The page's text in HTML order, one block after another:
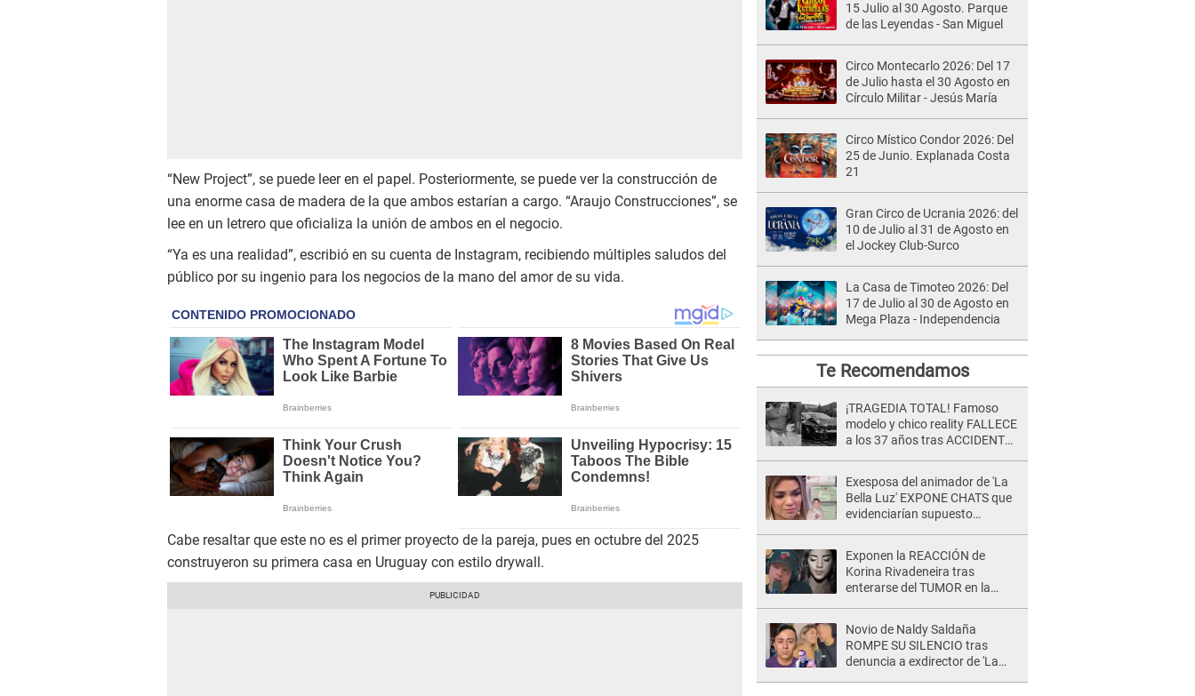
“New Project”, se puede leer en el papel. Posteriormente, se puede ver la construcción de
una enorme casa de madera de la que ambos estarían a cargo. “Araujo Construcciones”, se
lee en un letrero que oficializa la unión de ambos en el negocio.
“Ya es una realidad”, escribió en su cuenta de Instagram, recibiendo múltiples saludos del
público por su ingenio para los negocios de la mano del amor de su vida.
Cabe resaltar que este no es el primer proyecto de la pareja, pues en octubre del 2025
construyeron su primera casa en Uruguay con estilo drywall.
15 Julio al 30 Agosto. Parque
de las Leyendas - San Miguel
Circo Montecarlo 2026: Del 17
de Julio hasta el 30 Agosto en
Círculo Militar - Jesús María
Circo Místico Condor 2026: Del
25 de Junio. Explanada Costa
21
Gran Circo de Ucrania 2026: del
10 de Julio al 31 de Agosto en
el Jockey Club-Surco
La Casa de Timoteo 2026: Del
17 de Julio al 30 de Agosto en
Mega Plaza - Independencia
Te Recomendamos
¡TRAGEDIA TOTAL! Famoso
modelo y chico reality FALLECE
a los 37 años tras ACCIDENTE
Exesposa del animador de 'La
Bella Luz' EXPONE CHATS que
evidenciarían supuesto
Saldaña, pese a tener pareja
Exponen la REACCIÓN de
Korina Rivadeneira tras
enterarse del TUMOR en la
Novio de Naldy Saldaña
ROMPE SU SILENCIO tras
denuncia a exdirector de 'La